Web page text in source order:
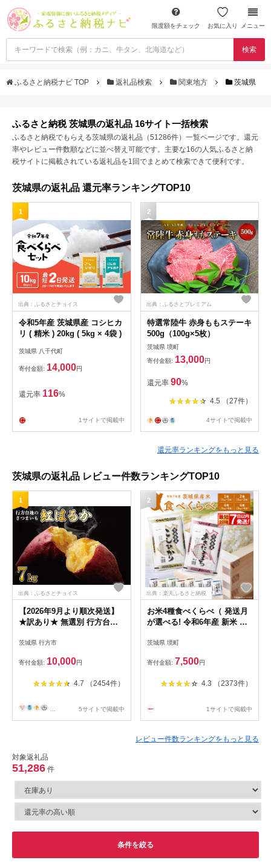
限度額をチェック お気に入り メニュー
検索
ふるさと納税ナビ TOP 返礼品検索 関東地方 茨城県
ふるさと納税 茨城県の返礼品 16サイト一括検索
ふるさと納税でもらえる茨城県の返礼品（51286件）一覧ページです。還元
率やレビュー件数順などに並べ替え可能です。主要な16の人気ふるさと納
税サイトに掲載されている返礼品を1回でまとめて検索できて便利です。
茨城県の返礼品 還元率ランキングTOP10
1
出典：ふるさとチョイス
令和5年産 茨城県産 コシヒカ
リ ( 精米 ) 20kg ( 5kg × 4袋 )
茨城県 八千代町
寄付金額: 14,000円
還元率 116%
1サイトで掲載中
2
出典：ふるさとプレミアム
特選常陸牛 赤身ももステーキ
500g（100g×5枚）
茨城県 境町
寄付金額: 13,000円
還元率 90%
4.5 （27件）
4サイトで掲載中
還元率ランキングをもっと見る
茨城県の返礼品 レビュー件数ランキングTOP10
1
出典：ふるさとチョイス
【2026年9月より順次発送】
★訳あり★ 無選別 行方台地
｜さつまいも 芋 サツマイモ
選別 先行予約 茨城県 行方市
茨城県 行方市
寄付金額: 10,000円
4.7 （2454件）
5サイトで掲載中
2
出典：楽天ふるさと納税
お米4種食べくらべ（ 発送月
が選べる! 令和6年産 新米 お
10kg 20kg）
茨城県 境町
寄付金額: 7,500円
4.3 （2373件）
1サイトで掲載中
レビュー件数ランキングをもっと見る
対象返礼品
51,286 件
条件を絞る